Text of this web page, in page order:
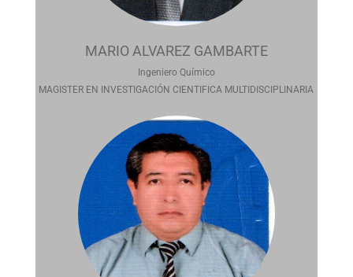
MARIO ALVAREZ GAMBARTE
Ingeniero Químico
MAGISTER EN INVESTIGACIÓN CIENTIFICA MULTIDISCIPLINARIA